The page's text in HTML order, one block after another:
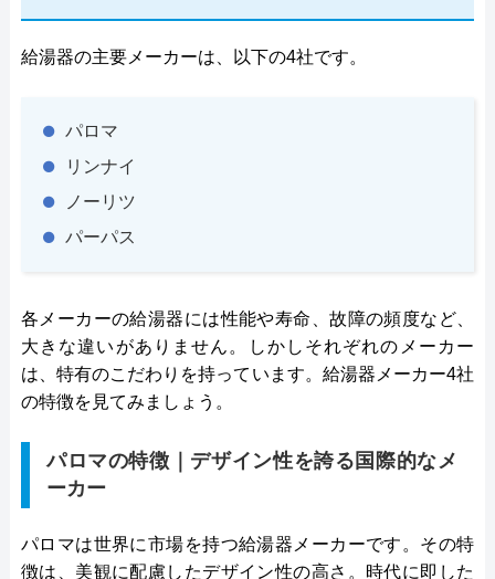
給湯器の主要メーカーは、以下の4社です。
パロマ
リンナイ
ノーリツ
パーパス
各メーカーの給湯器には性能や寿命、故障の頻度など、
大きな違いがありません。しかしそれぞれのメーカー
は、特有のこだわりを持っています。給湯器メーカー4社
の特徴を見てみましょう。
パロマの特徴｜デザイン性を誇る国際的なメ
ーカー
パロマは世界に市場を持つ給湯器メーカーです。その特
徴は、美観に配慮したデザイン性の高さ。時代に即した